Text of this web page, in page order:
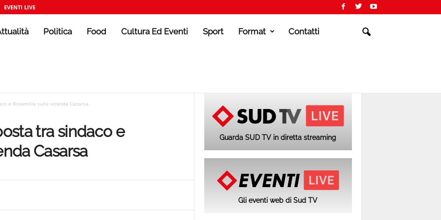
EVENTI LIVE
Politica Food Cultura Ed Eventi Sport Format Contatti
e Rosamilia sulla vicenda Casarsa
tra sindaco e
Casarsa
Guarda SUD TV in diretta streaming
Gli eventi web di Sud TV